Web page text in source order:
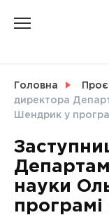
СВІТ
Головна
директора
Шендрик у
науки
програмі